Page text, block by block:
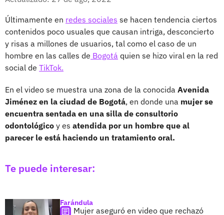
Últimamente en redes sociales se hacen tendencia ciertos
contenidos poco usuales que causan intriga, desconcierto
y risas a millones de usuarios, tal como el caso de un
hombre en las calles de Bogotá quien se hizo viral en la red
social de TikTok.
En el video se muestra una zona de la conocida Avenida
Jiménez en la ciudad de Bogotá, en donde una mujer se
encuentra sentada en una silla de consultorio
odontológico y es atendida por un hombre que al
parecer le está haciendo un tratamiento oral.
Te puede interesar:
Farándula
Mujer aseguró en video que rechazó